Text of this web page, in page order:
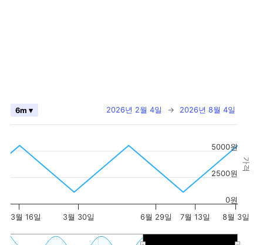
가격
2026년 2월 4일 → 2026년 8월 4일
6m ▾
3월 16일 3월 30일 6월 29일 7월 13일 8월 3일
0원
2500원
5000원